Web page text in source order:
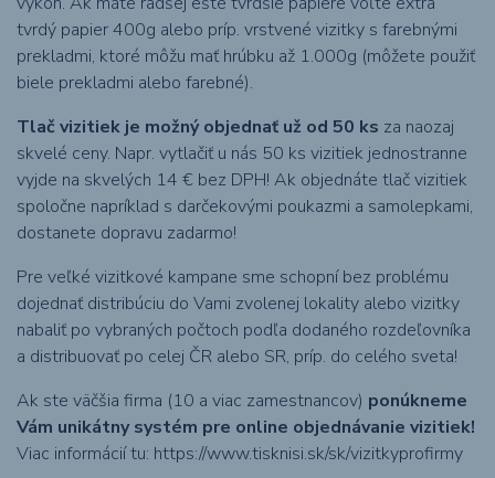
tvrdý papier 400g alebo príp. vrstvené vizitky s farebnými
prekladmi, ktoré môžu mať hrúbku až 1.000g (môžete použiť
biele prekladmi alebo farebné).
Tlač vizitiek je možný objednať už od 50 ks za naozaj
skvelé ceny. Napr. vytlačiť u nás 50 ks vizitiek jednostranne
vyjde na skvelých 14 € bez DPH! Ak objednáte tlač vizitiek
spoločne napríklad s darčekovými poukazmi a samolepkami,
dostanete dopravu zadarmo!
Pre veľké vizitkové kampane sme schopní bez problému
dojednať distribúciu do Vami zvolenej lokality alebo vizitky
nabaliť po vybraných počtoch podľa dodaného rozdeľovníka
a distribuovať po celej ČR alebo SR, príp. do celého sveta!
Ak ste väčšia firma (10 a viac zamestnancov) ponúkneme
Vám unikátny systém pre online objednávanie vizitiek!
Viac informácií tu: https://www.tisknisi.sk/sk/vizitkyprofirmy